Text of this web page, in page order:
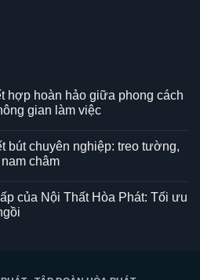
hợp hoàn hảo giữa phong cách
gian làm việc
bút chuyên nghiệp: treo tường,
châm
của Nội Thất Hòa Phát: Tối ưu